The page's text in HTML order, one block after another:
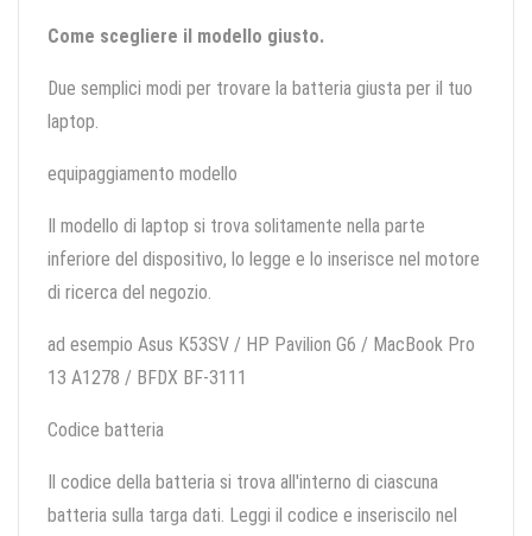
Come scegliere il modello giusto.
Due semplici modi per trovare la batteria giusta per il tuo
laptop.
equipaggiamento modello
Il modello di laptop si trova solitamente nella parte
inferiore del dispositivo, lo legge e lo inserisce nel motore
di ricerca del negozio.
ad esempio Asus K53SV / HP Pavilion G6 / MacBook Pro
13 A1278 / BFDX BF-3111
Codice batteria
Il codice della batteria si trova all'interno di ciascuna
batteria sulla targa dati. Leggi il codice e inseriscilo nel